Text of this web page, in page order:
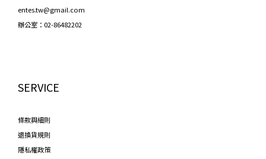
entes.tw@gmail.com
辦公室：02-86482202
SERVICE
條款與細則
退換貨規則
隱私權政策